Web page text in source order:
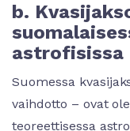
b.
astrofisissa
Suomessa
vaihdotto – ovat
teoreettisessa